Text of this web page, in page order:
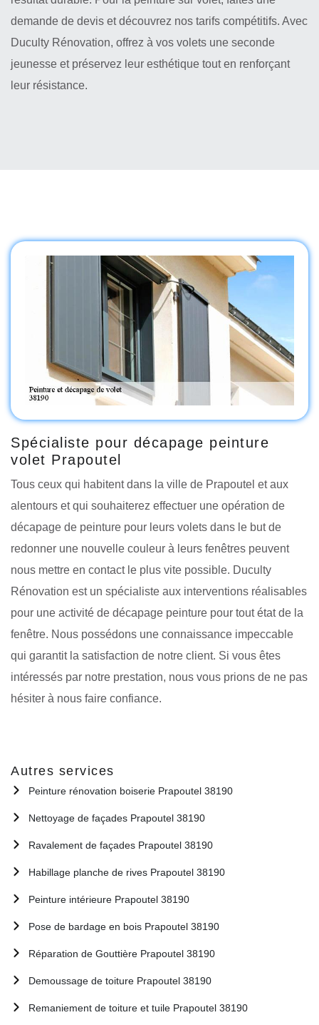
demande de devis et découvrez nos tarifs compétitifs. Avec
Duculty Rénovation, offrez à vos volets une seconde
jeunesse et préservez leur esthétique tout en renforçant
leur résistance.
Spécialiste pour décapage peinture
volet Prapoutel
Tous ceux qui habitent dans la ville de Prapoutel et aux
alentours et qui souhaiterez effectuer une opération de
décapage de peinture pour leurs volets dans le but de
redonner une nouvelle couleur à leurs fenêtres peuvent
nous mettre en contact le plus vite possible. Duculty
Rénovation est un spécialiste aux interventions réalisables
pour une activité de décapage peinture pour tout état de la
fenêtre. Nous possédons une connaissance impeccable
qui garantit la satisfaction de notre client. Si vous êtes
intéressés par notre prestation, nous vous prions de ne pas
hésiter à nous faire confiance.
Autres services
Peinture rénovation boiserie Prapoutel 38190
Nettoyage de façades Prapoutel 38190
Ravalement de façades Prapoutel 38190
Habillage planche de rives Prapoutel 38190
Peinture intérieure Prapoutel 38190
Pose de bardage en bois Prapoutel 38190
Réparation de Gouttière Prapoutel 38190
Demoussage de toiture Prapoutel 38190
Remaniement de toiture et tuile Prapoutel 38190